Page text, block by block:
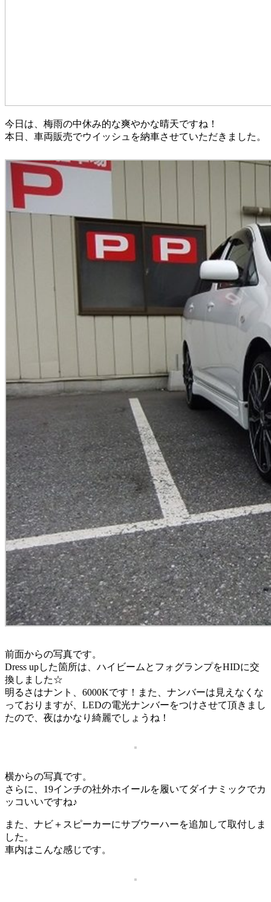
今日は、梅雨の中休み的な爽やかな晴天ですね！
本日、車両販売でウイッシュを納車させていただきました。
前面からの写真です。
Dress upした箇所は、ハイビームとフォグランプをHIDに交
換しました☆
明るさはナント、6000Kです！また、ナンバーは見えなくな
っておりますが、LEDの電光ナンバーをつけさせて頂きまし
たので、夜はかなり綺麗でしょうね！
横からの写真です。
さらに、19インチの社外ホイールを履いてダイナミックでカ
ッコいいですね♪
また、ナビ＋スピーカーにサブウーハーを追加して取付しま
した。
車内はこんな感じです。